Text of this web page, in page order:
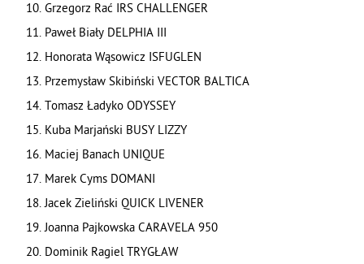
Grzegorz Rać IRS CHALLENGER
Paweł Biały DELPHIA III
Honorata Wąsowicz ISFUGLEN
Przemysław Skibiński VECTOR BALTICA
Tomasz Ładyko ODYSSEY
Kuba Marjański BUSY LIZZY
Maciej Banach UNIQUE
Marek Cyms DOMANI
Jacek Zieliński QUICK LIVENER
Joanna Pajkowska CARAVELA 950
Dominik Ragiel TRYGŁAW